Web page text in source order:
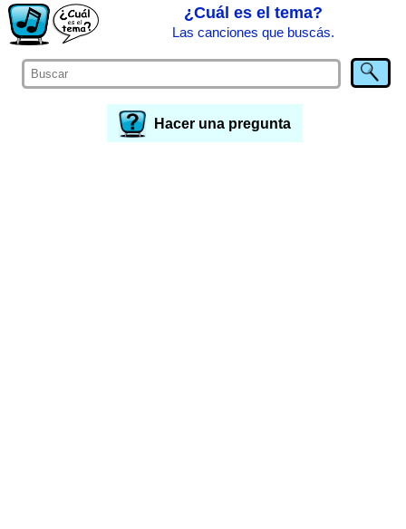
¿Cuál es el tema?
Las canciones que buscás.
Hacer una pregunta